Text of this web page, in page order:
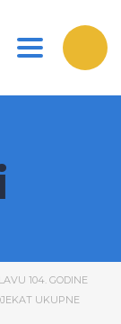
Toggle
104. GODINE
UKUPNE